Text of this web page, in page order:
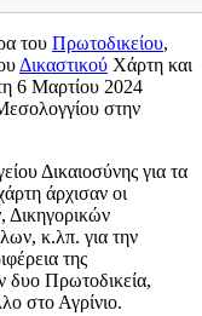
του Πρωτοδικείου,
Δικαστικού Χάρτη και
6 Μαρτίου 2024
στην
Δικαιοσύνης για τα
άρχισαν οι
Δικηγορικών
κ.λπ. για την
της
δυο Πρωτοδικεία,
στο Αγρίνιο.